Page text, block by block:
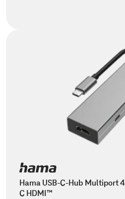
Hama USB-C-Hub Multiport
C HDMI™